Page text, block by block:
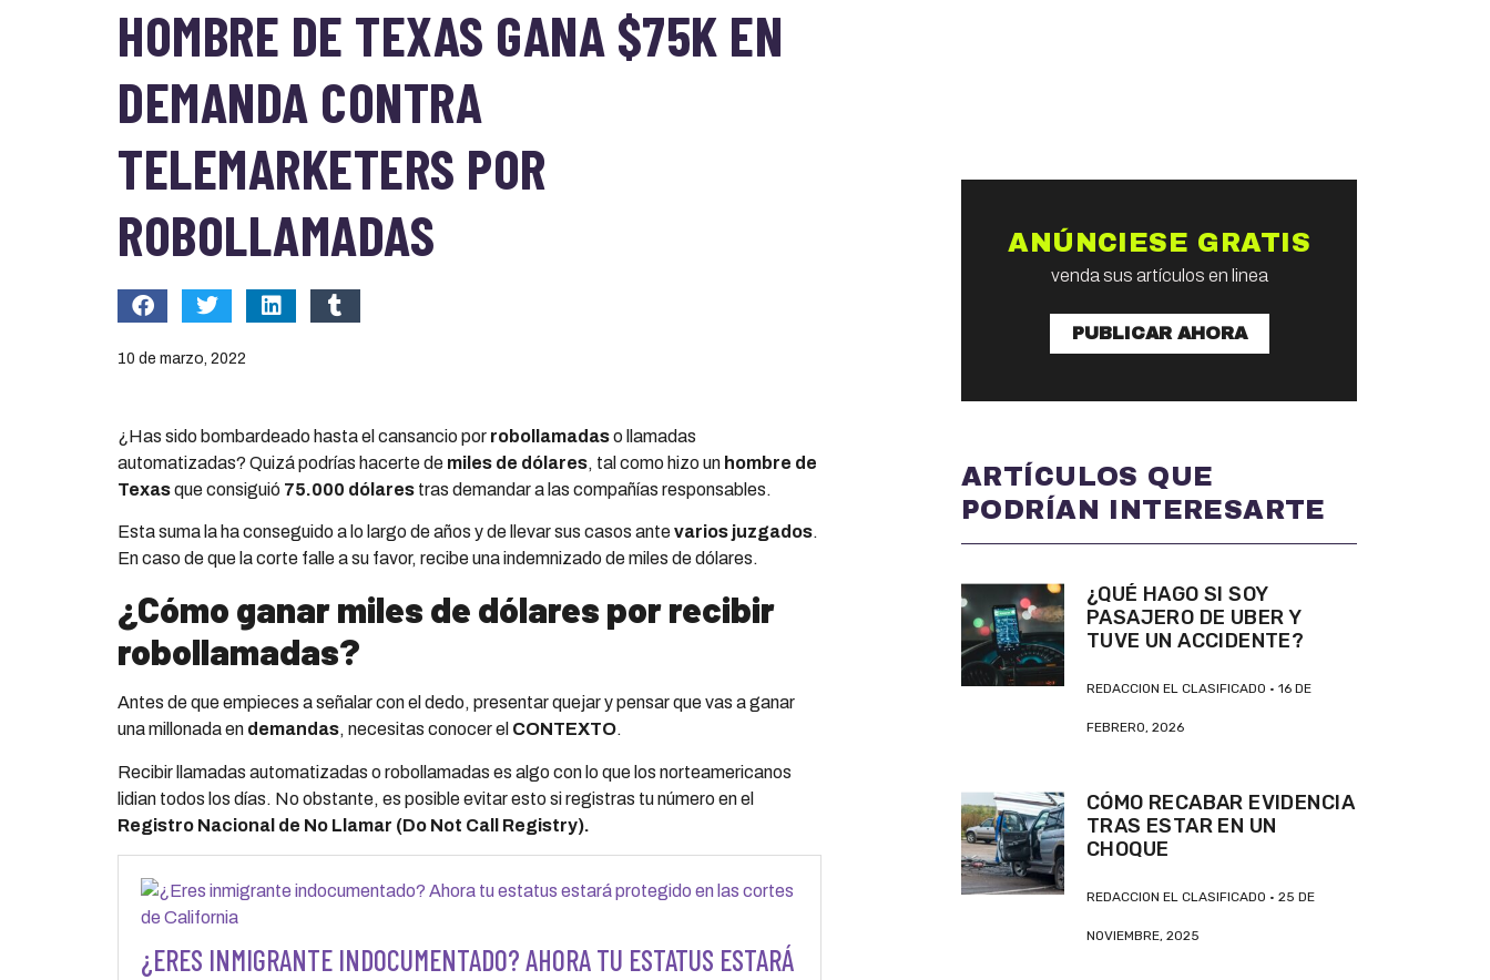
HOMBRE DE TEXAS GANA $75K EN
DEMANDA CONTRA
TELEMARKETERS POR
ROBOLLAMADAS
10 de marzo, 2022
¿Has sido bombardeado hasta el cansancio por robollamadaso llamadas
automatizadas? Quizá podrías hacerte de miles de dólares, tal como hizo un hombre de
Texasque consiguió 75.000 dólares tras demandar a las compañías responsables.
Esta suma la ha conseguido a lo largo de años y de llevar sus casos antevarios juzgados.
En caso de que la corte falle a su favor, recibe una indemnizado de miles de dólares.
¿Cómo ganar miles de dólares por recibir
robollamadas?
Antes de que empieces a señalar con el dedo, presentar quejar y pensar que vas a ganar
una millonada en demandas, necesitas conocer el CONTEXTO.
Recibir llamadas automatizadas o robollamadas es algo con lo que los norteamericanos
lidian todos los días. No obstante, es posible evitar esto si registras tu número en el
Registro Nacional de No Llamar (Do Not Call Registry).
¿ERES INMIGRANTE INDOCUMENTADO? AHORA TU ESTATUS ESTARÁ
ANÚNCIESE GRATIS
venda sus artículos en linea
PUBLICAR AHORA
ARTÍCULOS QUE
PODRÍAN INTERESARTE
¿QUÉ HAGO SI SOY
PASAJERO DE UBER Y
TUVE UN ACCIDENTE?
REDACCION EL CLASIFICADO 16 DE
FEBRERO, 2026
CÓMO RECABAR EVIDENCIA
TRAS ESTAR EN UN
CHOQUE
REDACCION EL CLASIFICADO 25 DE
NOVIEMBRE, 2025